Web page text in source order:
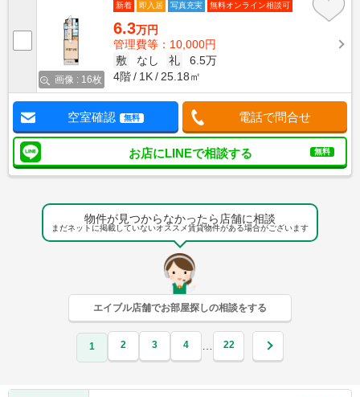
画像 : 16枚
新着 即入居 写真充実 無料オンライン相談可
6.3万円
管理費等：10,000円
敷
なし 礼
6.5万
4階
1K 25.18㎡
空室確認 無料 電話で問合せ
お店にLINEで相談する 無料
物件が見つからなかったら店舗に相談
まだネットに掲載していないオススメ賃貸物件がある場合がございます
エイブル店舗でお部屋探しの相談をする
1 2 3 4 … 22